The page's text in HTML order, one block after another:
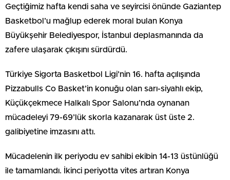
Geçtiğimiz hafta kendi saha ve seyircisi önünde Gaziantep
Basketbol’u mağlup ederek moral bulan Konya
Büyükşehir Belediyespor, İstanbul deplasmanında da
zafere ulaşarak çıkışını sürdürdü.
Türkiye Sigorta Basketbol Ligi’nin 16. hafta açılışında
Pizzabulls Co Basket’in konuğu olan sarı-siyahlı ekip,
Küçükçekmece Halkalı Spor Salonu’nda oynanan
mücadeleyi 79-69’lük skorla kazanarak üst üste 2.
galibiyetine imzasını attı.
Mücadelenin ilk periyodu ev sahibi ekibin 14-13 üstünlüğü
ile tamamlandı. İkinci periyotta vites artıran Konya